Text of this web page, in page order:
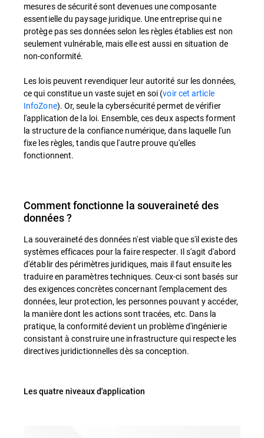
mesures de sécurité sont devenues une composante
essentielle du paysage juridique. Une entreprise qui ne
protège pas ses données selon les règles établies est non
seulement vulnérable, mais elle est aussi en situation de
non-conformité.
Les lois peuvent revendiquer leur autorité sur les données,
ce qui constitue un vaste sujet en soi (voir cet article
InfoZone). Or, seule la cybersécurité permet de vérifier
l'application de la loi. Ensemble, ces deux aspects forment
la structure de la confiance numérique, dans laquelle l'un
fixe les règles, tandis que l'autre prouve qu'elles
fonctionnent.
Comment fonctionne la souveraineté des
données ?
La souveraineté des données n'est viable que s'il existe des
systèmes efficaces pour la faire respecter. Il s'agit d'abord
d'établir des périmètres juridiques, mais il faut ensuite les
traduire en paramètres techniques. Ceux-ci sont basés sur
des exigences concrètes concernant l'emplacement des
données, leur protection, les personnes pouvant y accéder,
la manière dont les actions sont tracées, etc. Dans la
pratique, la conformité devient un problème d'ingénierie
consistant à construire une infrastructure qui respecte les
directives juridictionnelles dès sa conception.
Les quatre niveaux d'application